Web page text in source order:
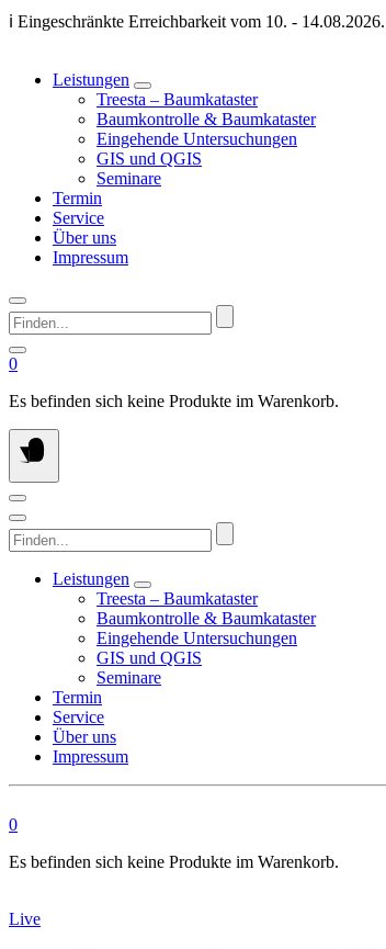
Springen
Inhalt
ℹ️ Eingeschränkte Erreichbarkeit vom 10. - 14.08.2026.
Leistungen
Treesta – Baumkataster
Baumkontrolle & Baumkataster
Eingehende Untersuchungen
GIS und QGIS
Seminare
Termin
Service
Über uns
Impressum
Finden...
0
Es befinden sich keine Produkte im Warenkorb.
Finden...
Leistungen
Treesta – Baumkataster
Baumkontrolle & Baumkataster
Eingehende Untersuchungen
GIS und QGIS
Seminare
Termin
Service
Über uns
Impressum
0
Es befinden sich keine Produkte im Warenkorb.
Live